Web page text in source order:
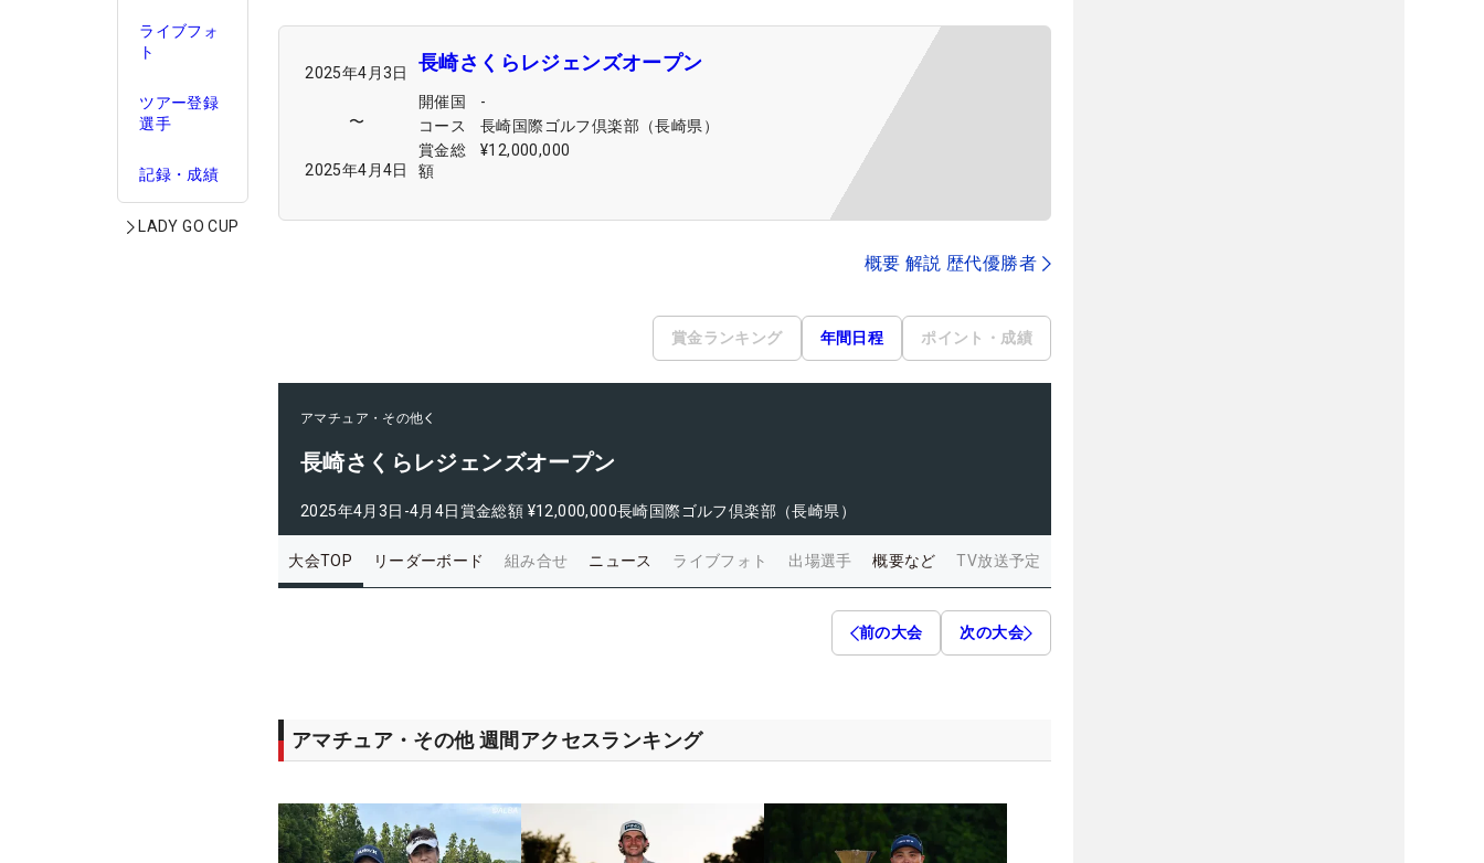
ライブフォ
ト
ツアー登録
選手
記録・成績
LADY GO CUP
2025年4月3日
〜
2025年4月4日
長崎さくらレジェンズオープン
開催国
-
コース
長崎国際ゴルフ倶楽部（長崎県）
賞金総
額
¥12,000,000
概要 解説 歴代優勝者
賞金ランキング 年間日程 ポイント・成績
アマチュア・その他
長崎さくらレジェンズオープン
2025年4月3日-4月4日賞金総額 ¥12,000,000長崎国際ゴルフ倶楽部（長崎県）
大会TOP リーダーボード 組み合せ ニュース ライブフォト 出場選手 概要など TV放送予定
前の大会 次の大会
アマチュア・その他 週間アクセスランキング